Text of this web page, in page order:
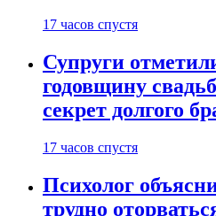
17 часов спустя
Супруги
годовщину
секрет долгого
17 часов спустя
Психолог
трудно